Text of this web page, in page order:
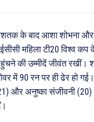
के बाद आशा शोभना
महिला टी20 विश्व
की उम्मीदें जीवंत रखीं।
में 90 रन पर ही ढेर हो
और अनुष्का संजीवनी (20)